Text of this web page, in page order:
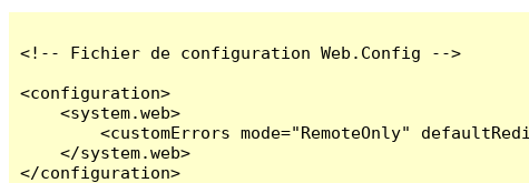
<!-- Fichier de configuration Web.Config -->
<configuration>
    <system.web>
<customErrors mode="RemoteOnly"
    </system.web>
</configuration>